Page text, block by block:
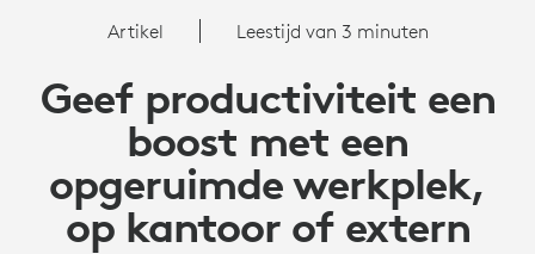
LOGITECH
BUSINESS
Artikel Leestijd van 3 minuten
Geef productiviteit een
boost met een
opgeruimde werkplek,
op kantoor of extern